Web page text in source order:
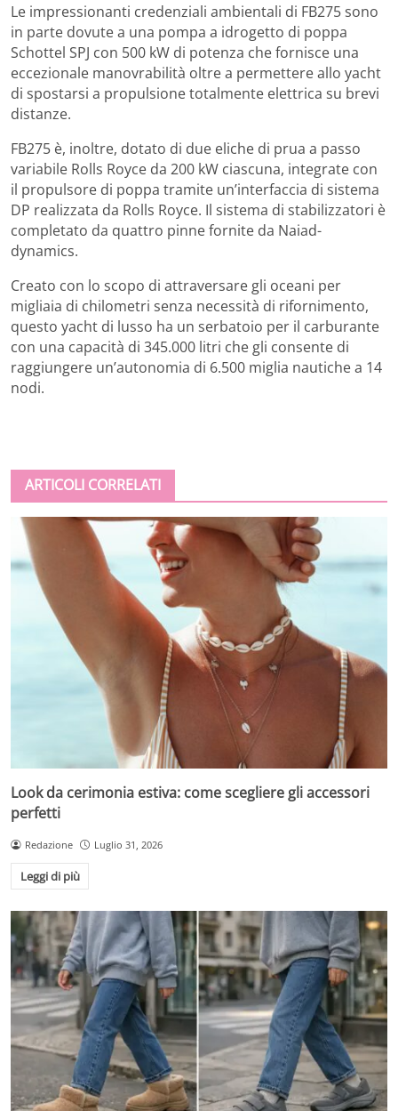
Le impressionanti credenziali ambientali di FB275 sono
in parte dovute a una pompa a idrogetto di poppa
Schottel SPJ con 500 kW di potenza che fornisce una
eccezionale manovrabilità oltre a permettere allo yacht
di spostarsi a propulsione totalmente elettrica su brevi
distanze.
FB275 è, inoltre, dotato di due eliche di prua a passo
variabile Rolls Royce da 200 kW ciascuna, integrate con
il propulsore di poppa tramite un’interfaccia di sistema
DP realizzata da Rolls Royce. Il sistema di stabilizzatori è
completato da quattro pinne fornite da Naiad-
dynamics.
Creato con lo scopo di attraversare gli oceani per
migliaia di chilometri senza necessità di rifornimento,
questo yacht di lusso ha un serbatoio per il carburante
con una capacità di 345.000 litri che gli consente di
raggiungere un’autonomia di 6.500 miglia nautiche a 14
nodi.
ARTICOLI CORRELATI
Look da cerimonia estiva: come scegliere gli accessori
perfetti
Redazione Luglio 31, 2026
Leggi di più